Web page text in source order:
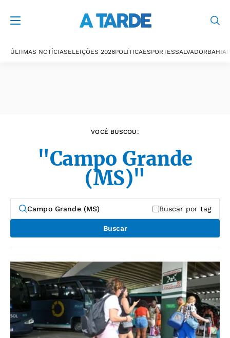
ÚLTIMAS NOTÍCIASELEIÇÕES 2026POLÍTICAESPORTESSALVADORBAHIA
VOCÊ BUSCOU:
"Campo Grande
(MS)"
Buscar por tag
Buscar